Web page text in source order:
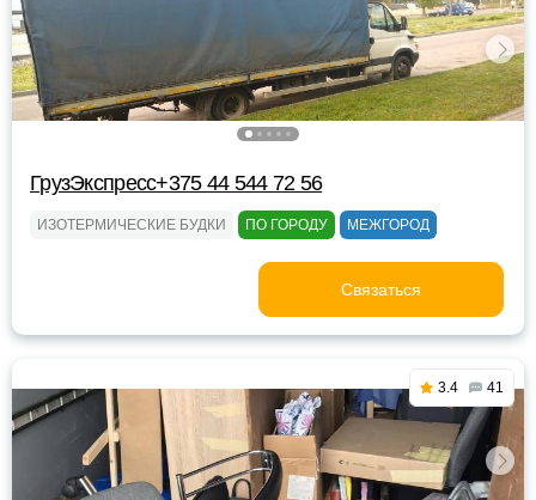
ГрузЭкспресс+375 44 544 72 56
ИЗОТЕРМИЧЕСКИЕ БУДКИ ПО ГОРОДУ МЕЖГОРОД
Связаться
3.4 41